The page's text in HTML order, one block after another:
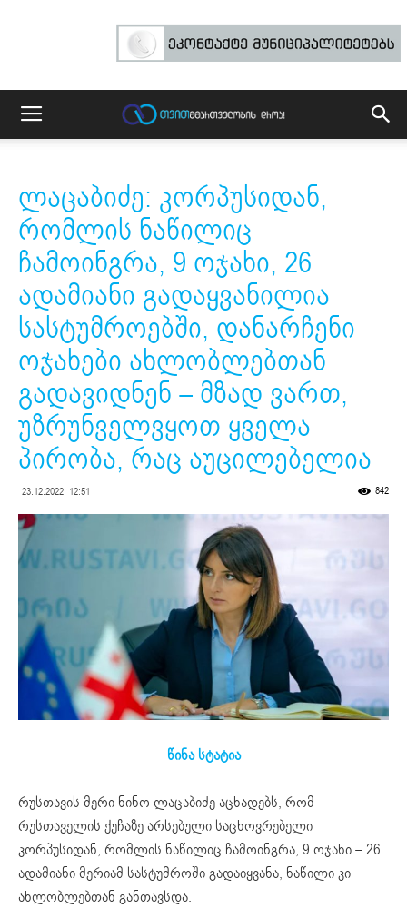
ლაცაბიძე: კორპუსიდან,
რომლის ნაწილიც
ჩამოინგრა, 9 ოჯახი, 26
ადამიანი გადაყვანილია
სასტუმროებში, დანარჩენი
ოჯახები ახლობლებთან
გადავიდნენ – მზად ვართ,
უზრუნველვყოთ ყველა
პირობა, რაც აუცილებელია
23.12.2022. 12:51 842
წინა სტატია
რუსთავის მერი ნინო ლაცაბიძე აცხადებს, რომ
რუსთაველის ქუჩაზე არსებული საცხოვრებელი
კორპუსიდან, რომლის ნაწილიც ჩამოინგრა, 9 ოჯახი – 26
ადამიანი მერიამ სასტუმროში გადაიყვანა, ნაწილი კი
ახლობლებთან განთავსდა.